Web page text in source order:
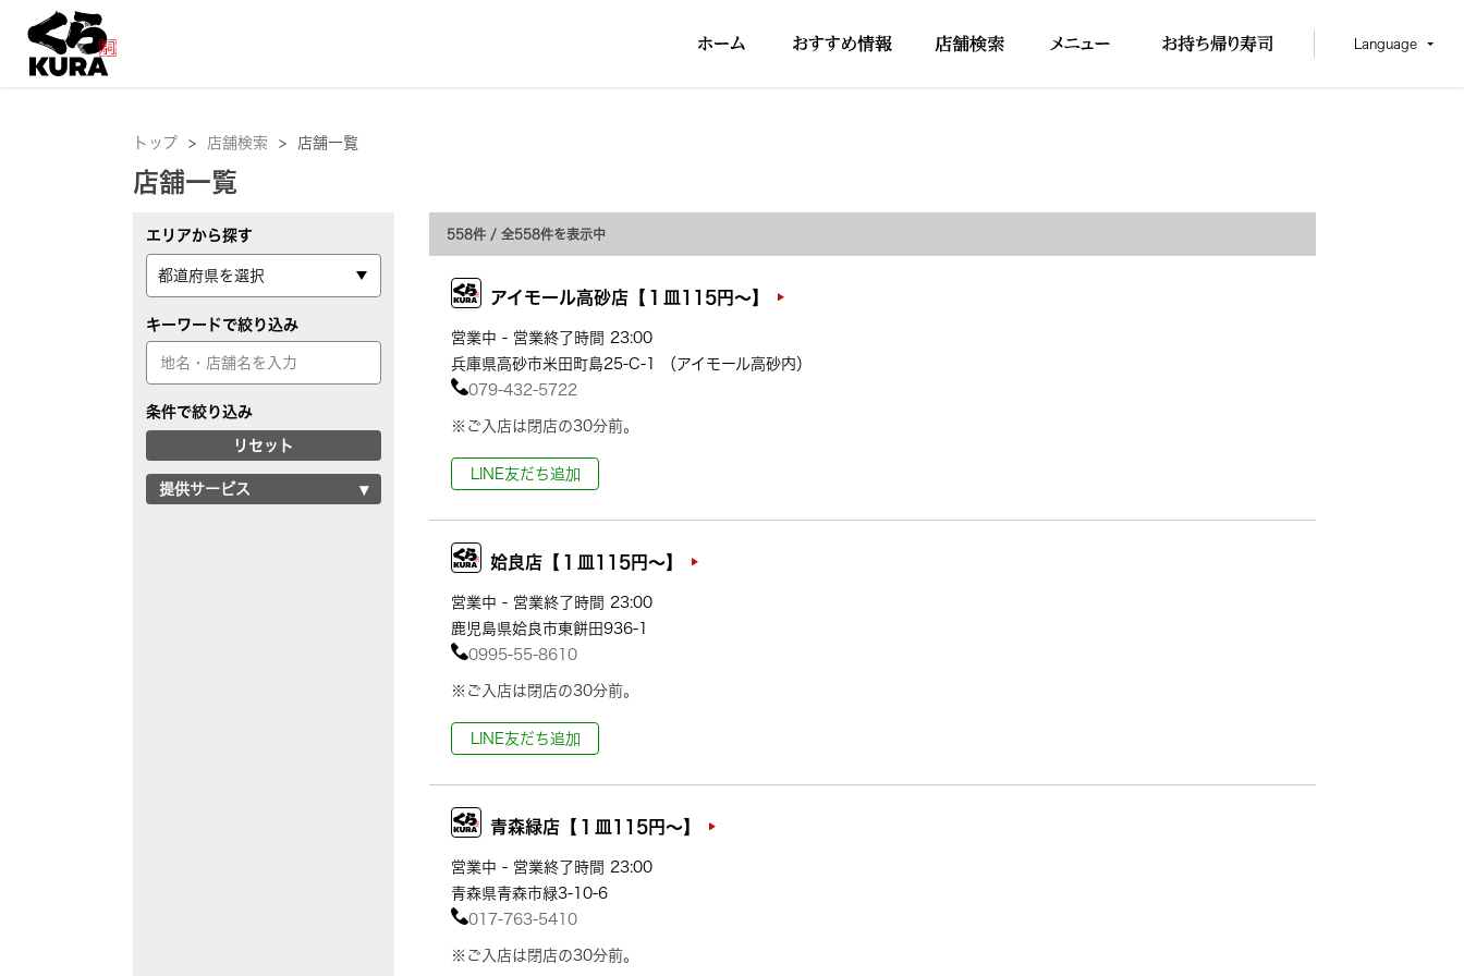
Language
トップ > 店舗検索 > 店舗一覧
店舗一覧
エリアから探す
キーワードで絞り込み
条件で絞り込み
リセット
提供サービス
558件 / 全558件を表示中
アイモール高砂店【１皿115円～】
営業中 - 営業終了時間 23:00
兵庫県高砂市米田町島25-C-1 （アイモール高砂内）
079-432-5722
※ご入店は閉店の30分前。
LINE友だち追加
姶良店【１皿115円～】
営業中 - 営業終了時間 23:00
鹿児島県姶良市東餅田936-1
0995-55-8610
※ご入店は閉店の30分前。
LINE友だち追加
青森緑店【１皿115円～】
営業中 - 営業終了時間 23:00
青森県青森市緑3-10-6
017-763-5410
※ご入店は閉店の30分前。